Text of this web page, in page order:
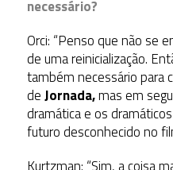
necessário?
Orci: “Penso que não se
de uma reinicialização.
também necessário para
deJornada,mas em
dramática e os
futuro desconhecido no
Kurtzman: “Sim, a coisa